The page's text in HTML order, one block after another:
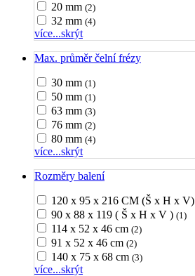
20 mm (2)
32 mm (4)
více...skrýt
Max. průměr čelní frézy
30 mm (1)
50 mm (1)
63 mm (3)
76 mm (2)
80 mm (4)
více...skrýt
Rozměry balení
120 x 95 x 216 CM (Š x H x V)
90 x 88 x 119 ( Š x H x V ) (1)
114 x 52 x 46 cm (2)
91 x 52 x 46 cm (2)
140 x 75 x 68 cm (3)
více...skrýt